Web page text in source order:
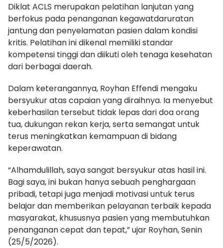
Diklat ACLS merupakan pelatihan lanjutan yang
berfokus pada penanganan kegawatdaruratan
jantung dan penyelamatan pasien dalam kondisi
kritis. Pelatihan ini dikenal memiliki standar
kompetensi tinggi dan diikuti oleh tenaga kesehatan
dari berbagai daerah.
Dalam keterangannya, Royhan Effendi mengaku
bersyukur atas capaian yang diraihnya. Ia menyebut
keberhasilan tersebut tidak lepas dari doa orang
tua, dukungan rekan kerja, serta semangat untuk
terus meningkatkan kemampuan di bidang
keperawatan.
“Alhamdulillah, saya sangat bersyukur atas hasil ini.
Bagi saya, ini bukan hanya sebuah penghargaan
pribadi, tetapi juga menjadi motivasi untuk terus
belajar dan memberikan pelayanan terbaik kepada
masyarakat, khususnya pasien yang membutuhkan
penanganan cepat dan tepat,” ujar Royhan, Senin
(25/5/2026).